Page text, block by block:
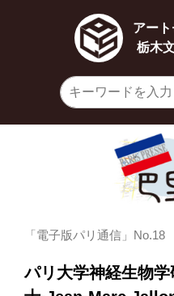
アー
栃木
「電子版パリ通信」No.18
パリ大学神経生物